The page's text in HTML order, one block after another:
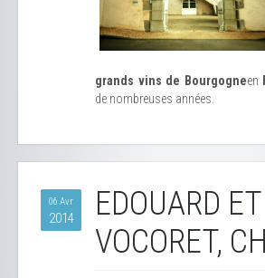
grands vins de Bourgogneen
de nombreuses années.
06 Avr
2014
EDOUARD
VOCORET,